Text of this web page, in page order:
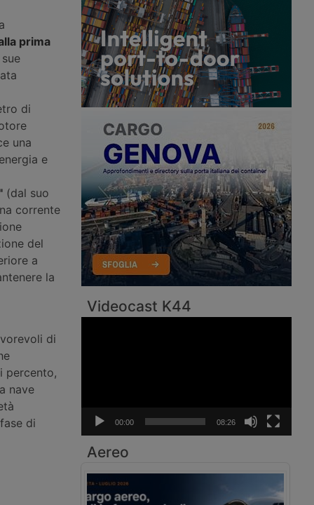
prima
di
una
e
(dal suo
corrente
del
a
la
di
percento,
nave
di
Videocast K44
00:00 08:26
Aereo